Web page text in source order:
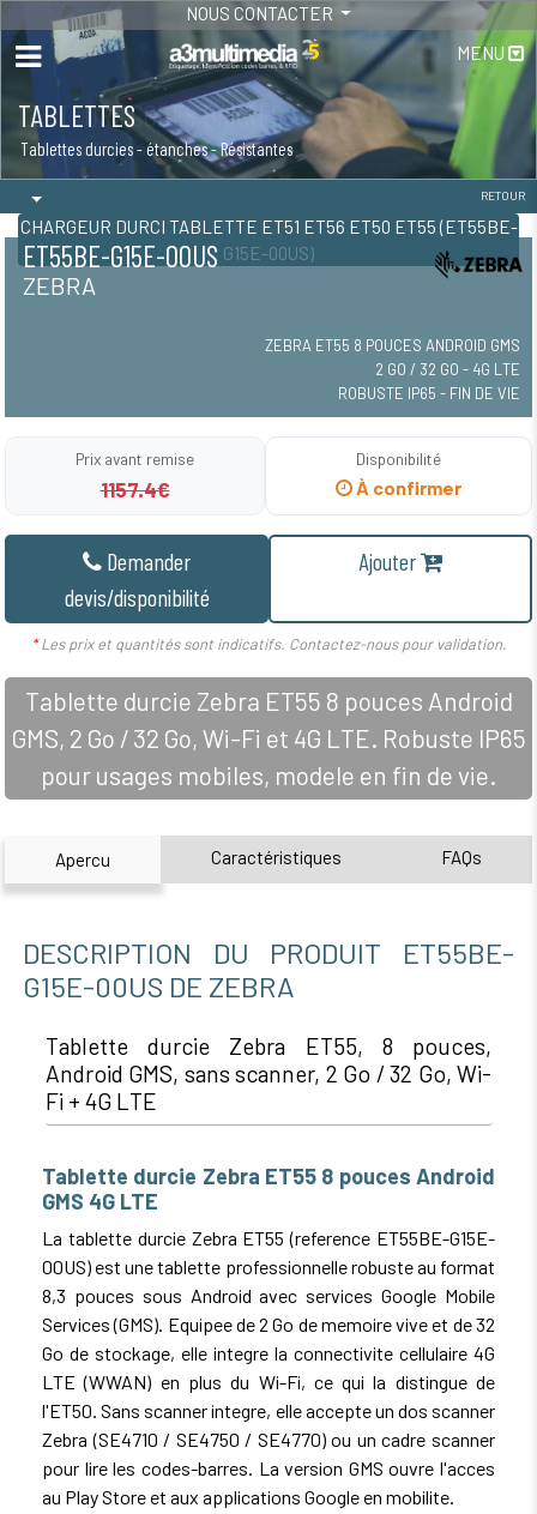
NOUS CONTACTER
MENU
TABLETTES
Tablettes durcies - étanches - Résistantes
CHARGEUR DURCI TABLETTE ET51 ET56 ET50 ET55 (ET55BE-
G15E-00US)
RETOUR
ET55BE-G15E-00US
ZEBRA
ZEBRA ET55 8 POUCES ANDROID GMS
2 GO / 32 GO - 4G LTE
ROBUSTE IP65 - FIN DE VIE
Prix avant remise
1157.4€
Disponibilité
À confirmer
Demander
devis/disponibilité
Ajouter
*Les prix et quantités sont indicatifs. Contactez-nous pour validation.
Tablette durcie Zebra ET55 8 pouces Android
GMS, 2 Go / 32 Go, Wi-Fi et 4G LTE. Robuste IP65
pour usages mobiles, modele en fin de vie.
Apercu Caractéristiques FAQs
DESCRIPTION DU PRODUIT ET55BE-
G15E-00US DE ZEBRA
Tablette durcie Zebra ET55, 8 pouces,
Android GMS, sans scanner, 2 Go / 32 Go, Wi-
Fi + 4G LTE
Tablette durcie Zebra ET55 8 pouces Android
GMS 4G LTE
La tablette durcie Zebra ET55 (reference ET55BE-G15E-
00US) est une tablette professionnelle robuste au format
8,3 pouces sous Android avec services Google Mobile
Services (GMS). Equipee de 2 Go de memoire vive et de 32
Go de stockage, elle integre la connectivite cellulaire 4G
LTE (WWAN) en plus du Wi-Fi, ce qui la distingue de
l'ET50. Sans scanner integre, elle accepte un dos scanner
Zebra (SE4710 / SE4750 / SE4770) ou un cadre scanner
pour lire les codes-barres. La version GMS ouvre l'acces
au Play Store et aux applications Google en mobilite.